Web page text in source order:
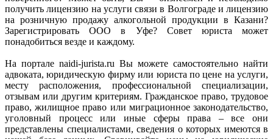
получить лицензию на услуги связи в Волгограде и лицензию
на розничную продажу алкогольной продукции в Казани?
Зарегистрировать ООО в Уфе? Совет юриста может
понадобиться везде и каждому.
На портале naidi-jurista.ru Вы можете самостоятельно найти
адвоката, юридическую фирму или юриста по цене на услуги,
месту расположения, профессиональной специализации,
отзывам или другим критериям. Гражданское право, трудовое
право, жилищное право или миграционное законодательство,
уголовный процесс или иные сферы права – все они
представлены специалистами, сведения о которых имеются в